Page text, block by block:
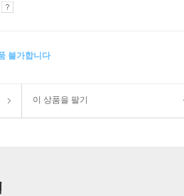
불가합니다
이 상품을 팔기